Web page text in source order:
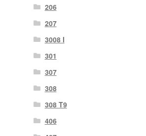
206
207
3008 Ι
301
307
308
308 Τ9
406